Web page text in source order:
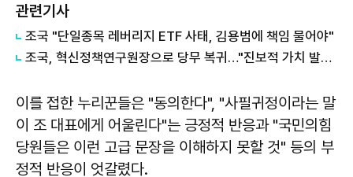
관련기사
조국 "단일종목 레버리지 ETF 사태, 김용범에 책임 물어야"
조국, 혁신정책연구원장으로 당무 복귀…"진보적 가치 발굴하겠다"
이를 접한 누리꾼들은 "동의한다", "사필귀정이라는 말
이 조 대표에게 어울린다"는 긍정적 반응과 "국민의힘
당원들은 이런 고급 문장을 이해하지 못할 것" 등의 부
정적 반응이 엇갈렸다.